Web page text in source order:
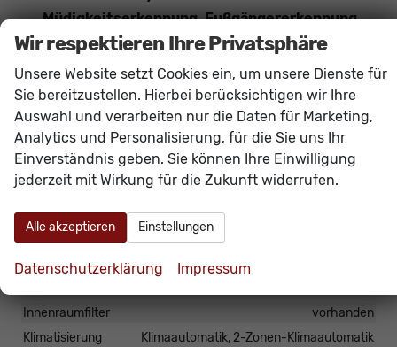
Müdigkeitserkennung, Fußgängererkennung,
Radfahrererkennung
Das Fahrzeug verfügt über kein fest verbautes
Navigationssystem. DurchApple CarPlay /
Android Autoist jedoch eineNavigationüber
kompatible Smartphone-Apps (z.B. Google Maps
oder Apple Karten) über denFahrzeugbildschirm
möglich.
Innen
Armlehnen
Innenraumfilter
vorhanden
Klimatisierung
Klimaautomatik, 2-Zonen-Klimaautomatik
Wir respektieren Ihre Privatsphäre
Unsere Website setzt Cookies ein, um unsere Dienste für
Sie bereitzustellen. Hierbei berücksichtigen wir Ihre
Auswahl und verarbeiten nur die Daten für Marketing,
Analytics und Personalisierung, für die Sie uns Ihr
Einverständnis geben. Sie können Ihre Einwilligung
jederzeit mit Wirkung für die Zukunft widerrufen.
Alle akzeptieren Einstellungen
Datenschutzerklärung Impressum